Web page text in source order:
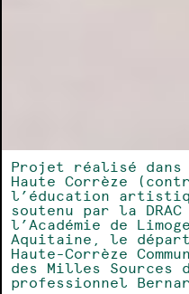
Projet réalisé dans
Haute Corrèze
l’éducation
soutenu par la
l’Académie de
Aquitaine, le
Haute-Corrèze
des Milles Sources
professionnel